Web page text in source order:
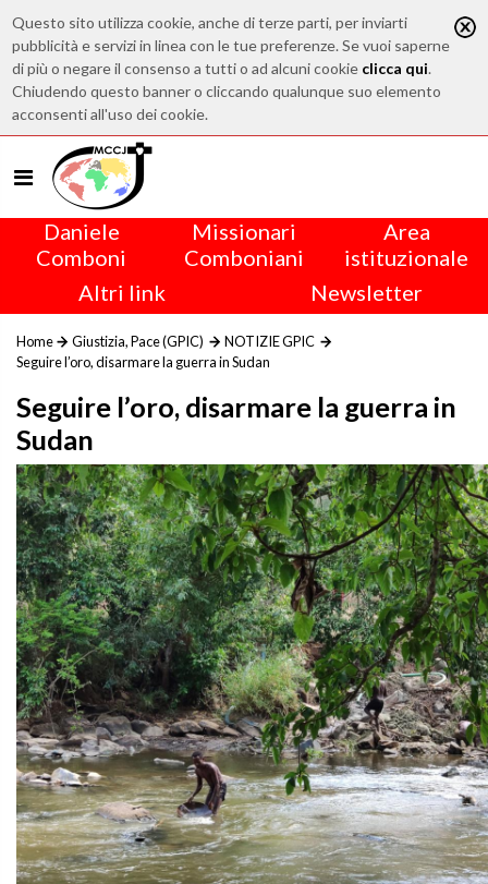
Questo sito utilizza cookie, anche di terze parti, per inviarti
pubblicità e servizi in linea con le tue preferenze. Se vuoi saperne
di più o negare il consenso a tutti o ad alcuni cookie clicca qui.
Chiudendo questo banner o cliccando qualunque suo elemento
acconsenti all'uso dei cookie.
Daniele
Comboni
Missionari
Comboniani
Area
istituzionale
Altri link
Newsletter
Home Giustizia, Pace (GPIC)
NOTIZIE GPIC
Seguire l’oro, disarmare la guerra in Sudan
Seguire l’oro, disarmare la guerra in
Sudan